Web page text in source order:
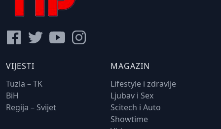
VIJESTI
Tuzla – TK
BiH
Regija – Svijet
MAGAZIN
Lifestyle i zdravlje
Ljubav i Sex
Scitech i Auto
Showtime